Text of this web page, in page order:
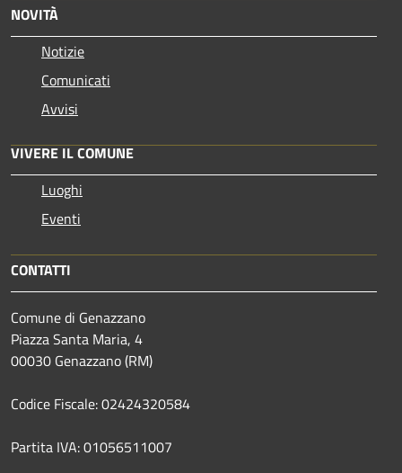
NOVITÀ
Notizie
Comunicati
Avvisi
VIVERE IL COMUNE
Luoghi
Eventi
CONTATTI
Comune di Genazzano
Piazza Santa Maria, 4
00030 Genazzano (RM)
Codice Fiscale: 02424320584
Partita IVA: 01056511007